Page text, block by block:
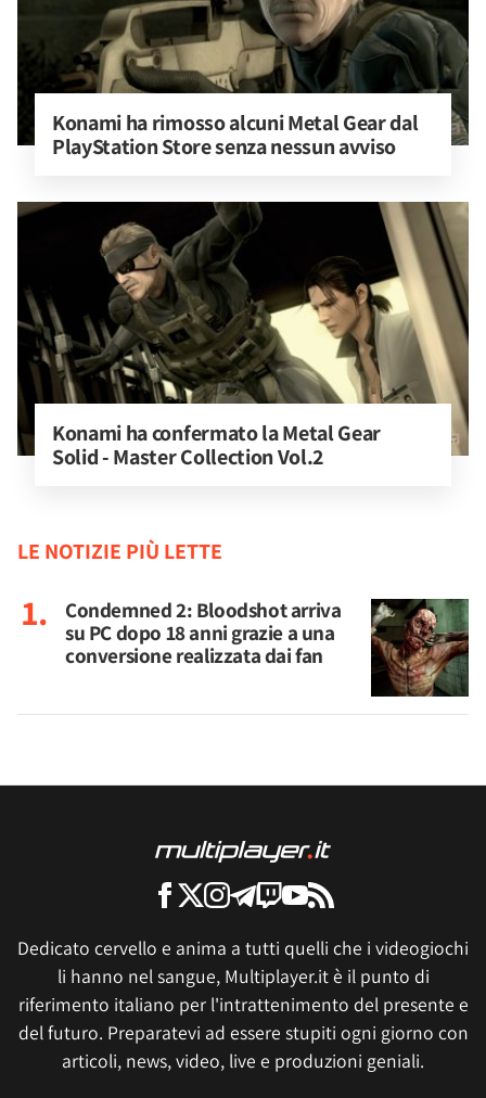
Konami ha rimosso alcuni Metal Gear dal
PlayStation Store senza nessun avviso
Konami ha confermato la Metal Gear
Solid - Master Collection Vol.2
LE NOTIZIE PIÙ LETTE
Condemned 2: Bloodshot arriva
su PC dopo 18 anni grazie a una
conversione realizzata dai fan
Dedicato cervello e anima a tutti quelli che i videogiochi
li hanno nel sangue, Multiplayer.it è il punto di
riferimento italiano per l'intrattenimento del presente e
del futuro. Preparatevi ad essere stupiti ogni giorno con
articoli, news, video, live e produzioni geniali.